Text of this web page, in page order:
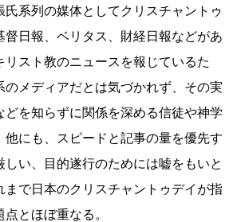
氏系列の媒体としてクリスチャントゥ
督日報、ベリタス、財経日報などがあ
リスト教のニュースを報じているた
のメディアだとは気づかれず、その実
どを知らずに関係を深める信徒や神学
他にも、スピードと記事の量を優先す
しい、目的遂行のためには嘘をもいと
まで日本のクリスチャントゥデイが指
とほぼ重なる。